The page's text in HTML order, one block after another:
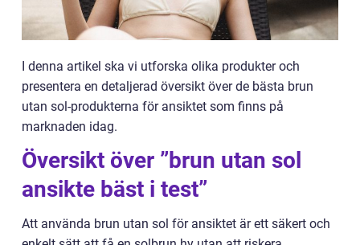
I denna artikel ska vi utforska olika produkter och
presentera en detaljerad översikt över de bästa brun
utan sol-produkterna för ansiktet som finns på
marknaden idag.
Översikt över ”brun utan sol
ansikte bäst i test”
Att använda brun utan sol för ansiktet är ett säkert och